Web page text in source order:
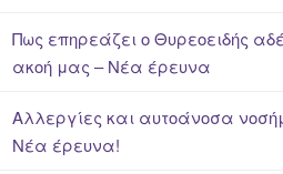
Πως επηρεάζει ο Θυρεοειδής
ακοή μας – Νέα έρευνα
Αλλεργίες και αυτοάνοσα
Νέα έρευνα!